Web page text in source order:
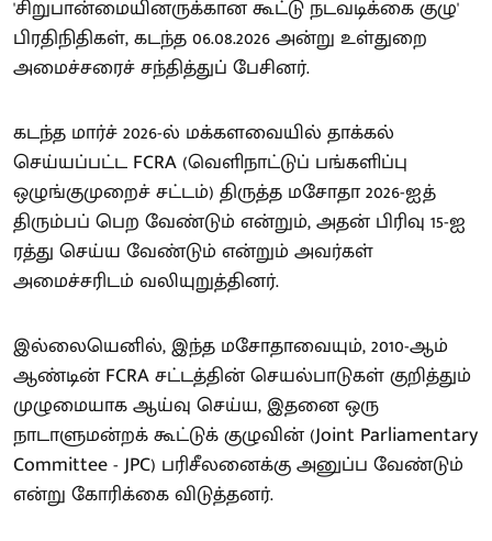
'சிறுபான்மையினருக்கான கூட்டு நடவடிக்கை குழு'
பிரதிநிதிகள், கடந்த 06.08.2026 அன்று உள்துறை
அமைச்சரைச் சந்தித்துப் பேசினர்.
கடந்த மார்ச் 2026-ல் மக்களவையில் தாக்கல்
செய்யப்பட்ட FCRA (வெளிநாட்டுப் பங்களிப்பு
ஒழுங்குமுறைச் சட்டம்) திருத்த மசோதா 2026-ஐத்
திரும்பப் பெற வேண்டும் என்றும், அதன் பிரிவு 15-ஐ
ரத்து செய்ய வேண்டும் என்றும் அவர்கள்
அமைச்சரிடம் வலியுறுத்தினர்.
இல்லையெனில், இந்த மசோதாவையும், 2010-ஆம்
ஆண்டின் FCRA சட்டத்தின் செயல்பாடுகள் குறித்தும்
முழுமையாக ஆய்வு செய்ய, இதனை ஒரு
நாடாளுமன்றக் கூட்டுக் குழுவின் (Joint Parliamentary
Committee - JPC) பரிசீலனைக்கு அனுப்ப வேண்டும்
என்று கோரிக்கை விடுத்தனர்.